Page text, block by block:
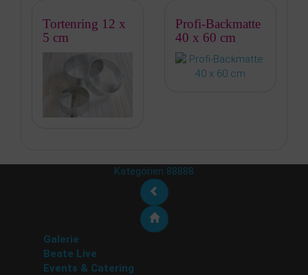
Tortenring 12 x
5 cm
Profi-Backmatte
40 x 60 cm
Kategorien 88888
Galerie
Beate Live
Events & Catering